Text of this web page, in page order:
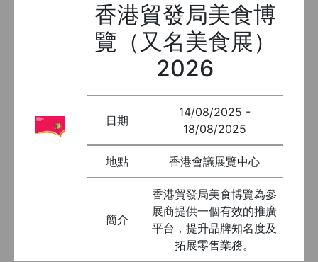
香港貿發局美食博
覽（又名美食展）
2026
日期
14/08/2025 -
18/08/2025
地點 香港會議展覽中心
簡介
香港貿發局美食博覽為參
展商提供一個有效的推廣
平台，提升品牌知名度及
拓展零售業務。